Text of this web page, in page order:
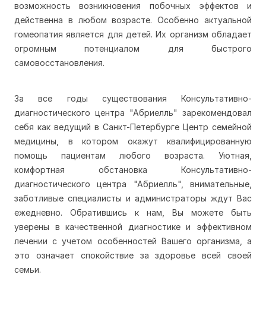
возможность возникновения побочных эффектов и
действенна в любом возрасте. Особенно актуальной
гомеопатия является для детей. Их организм обладает
огромным потенциалом для быстрого
самовосстановления.
За все годы существования Консультативно-
диагностического центра "Абриелль" зарекомендовал
себя как ведущий в Санкт-Петербурге Центр семейной
медицины, в котором окажут квалифицированную
помощь пациентам любого возраста. Уютная,
комфортная обстановка Консультативно-
диагностического центра "Абриелль", внимательные,
заботливые специалисты и администраторы ждут Вас
ежедневно. Обратившись к нам, Вы можете быть
уверены в качественной диагностике и эффективном
лечении с учетом особенностей Вашего организма, а
это означает спокойствие за здоровье всей своей
семьи.